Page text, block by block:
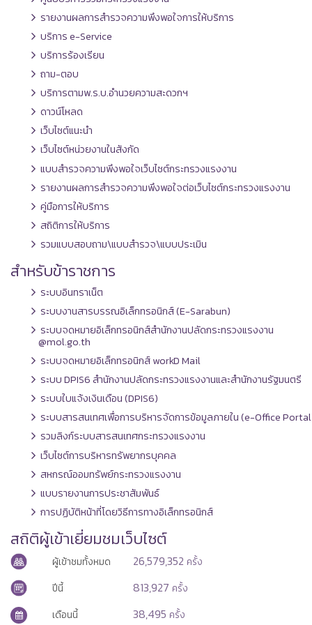
รายงานผลการสำรวจความพึงพอใจการให้บริการ
บริการ e-Service
บริการร้องเรียน
ถาม-ตอบ
บริการตามพ.ร.บ.อำนวยความสะดวกฯ
ดาวน์โหลด
เว็บไซต์แนะนำ
เว็บไซต์หน่วยงานในสังกัด
แบบสำรวจความพึงพอใจเว็บไซต์กระทรวงแรงงาน
รายงานผลการสำรวจความพึงพอใจต่อเว็บไซต์กระทรวงแรงงาน
คู่มือการให้บริการ
สถิติการให้บริการ
รวมแบบสอบถาม\แบบสำรวจ\แบบประเมิน
สำหรับข้าราชการ
ระบบอินทราเน็ต
ระบบงานสารบรรณอิเล็กทรอนิกส์ (E-Sarabun)
ระบบจดหมายอิเล็กทรอนิกส์สำนักงานปลัดกระทรวงแรงงาน
@mol.go.th
ระบบจดหมายอิเล็กทรอนิกส์ workD Mail
ระบบ DPIS6 สำนักงานปลัดกระทรวงแรงงานและสำนักงานรัฐมนตรี
ระบบใบแจ้งเงินเดือน (DPIS6)
ระบบสารสนเทศเพื่อการบริหารจัดการข้อมูลภายใน (e-Office
รวมลิงก์ระบบสารสนเทศกระทรวงแรงงาน
เว็บไซต์การบริหารทรัพยากรบุคคล
สหกรณ์ออมทรัพย์กระทรวงแรงงาน
แบบรายงานการประชาสัมพันธ์
การปฏิบัติหน้าที่โดยวิธีการทางอิเล็กทรอนิกส์
สถิติผู้เข้าเยี่ยมชมเว็บไซต์
ผู้เข้าชมทั้งหมด 26,579,352 ครั้ง
ปีนี้
813,927 ครั้ง
เดือนนี้
38,495 ครั้ง